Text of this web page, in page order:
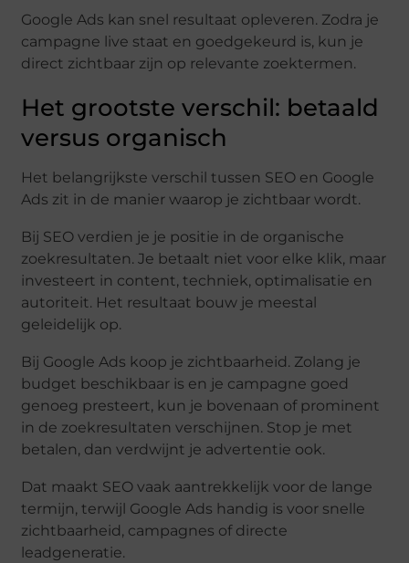
Google Ads kan snel resultaat opleveren. Zodra je
campagne live staat en goedgekeurd is, kun je
direct zichtbaar zijn op relevante zoektermen.
Het grootste verschil: betaald
versus organisch
Het belangrijkste verschil tussen SEO en Google
Ads zit in de manier waarop je zichtbaar wordt.
Bij SEO verdien je je positie in de organische
zoekresultaten. Je betaalt niet voor elke klik, maar
investeert in content, techniek, optimalisatie en
autoriteit. Het resultaat bouw je meestal
geleidelijk op.
Bij Google Ads koop je zichtbaarheid. Zolang je
budget beschikbaar is en je campagne goed
genoeg presteert, kun je bovenaan of prominent
in de zoekresultaten verschijnen. Stop je met
betalen, dan verdwijnt je advertentie ook.
Dat maakt SEO vaak aantrekkelijk voor de lange
termijn, terwijl Google Ads handig is voor snelle
zichtbaarheid, campagnes of directe
leadgeneratie.